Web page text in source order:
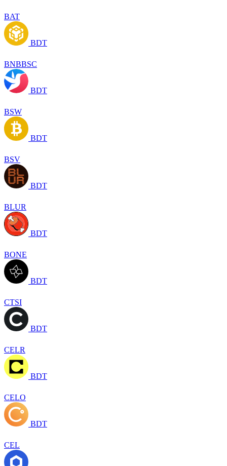
BAT
BDT
BNBBSC
BDT
BSW
BDT
BSV
BDT
BLUR
BDT
BONE
BDT
CTSI
BDT
CELR
BDT
CELO
BDT
CEL